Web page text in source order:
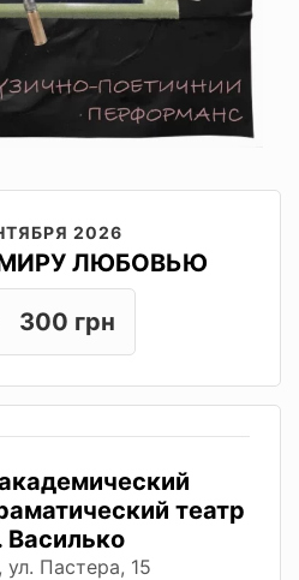
2026
ЛЮБОВЬЮ
300 грн
театр
Василько
ул. Пастера, 15